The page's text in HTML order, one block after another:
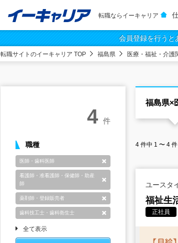
転職ならイーキャリア
会員登録を行うと
転職サイトのイーキャリア TOP 福島県 医療・福祉・介護
福島県×
4 件中 1 〜 4
ユースタ
福祉生
正社員
4 件
職種
医師・歯科医師
看護師・准看護師・保健師・助産
師
薬剤師・登録販売者
歯科技工士・歯科衛生士
全て表示